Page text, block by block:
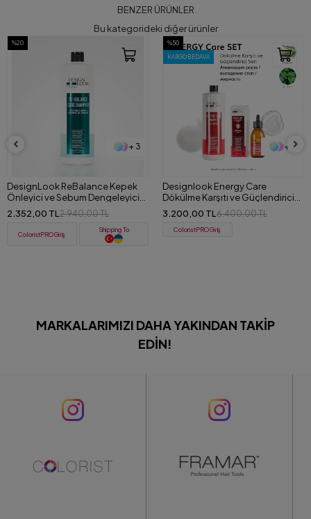
BENZER ÜRÜNLER
Bu kategorideki diğer ürünler
%50
+ 3
Designlook Energy Care
Dökülme Karşıtı ve Güçlendirici
(Şampuan+Serum) Set
3.200,00 TL6.400,00 TL
%40
+ 4
Design Look Repair Care
Yıpranmış Saçlar İçin Onarıcı 2'li
Set (Şampuan+Saç Kremi) 1000
ml
2.999,00 TL 5.039,00 TL
ColoristPRO Giriş
MARKALARIMIZI DAHA YAKINDAN TAKIP
EDIN!